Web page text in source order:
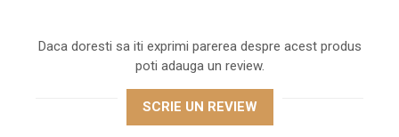
Daca doresti sa iti exprimi parerea despre acest produs
poti adauga un review.
SCRIE UN REVIEW